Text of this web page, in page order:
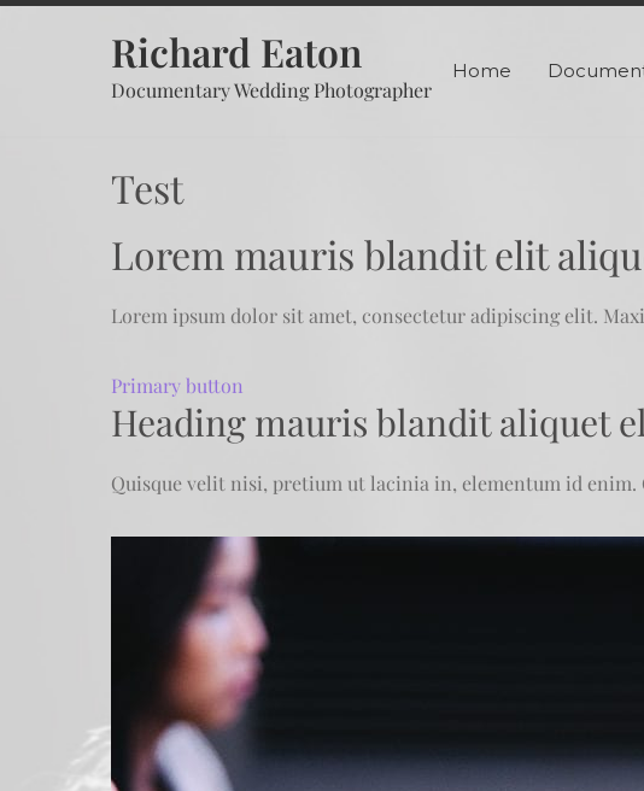
Richard Eaton
Documentary Wedding Photographer
Home
Test
Lorem mauris blandit elit
Lorem ipsum dolor sit amet, consectetur adipiscing elit.
Primary button
Heading mauris blandit aliquet
Quisque velit nisi, pretium ut lacinia in, elementum id